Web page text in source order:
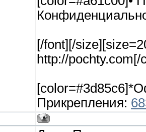
[/font][/
http://pochty.com[/
Прикрепления: